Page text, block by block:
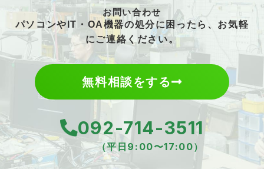
お問い合わせ
パソコンやIT・OA機器の処分に困ったら、お気軽
にご連絡ください。
無料相談をする
092-714-3511
（平日9:00〜17:00）